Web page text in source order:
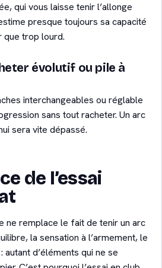
qui vous laisse tenir l’allonge
presque toujours sa capacité
que trop lourd.
évolutif ou pile à
interchangeables ou réglable
sans tout racheter. Un arc
sera vite dépassé.
de l’essai
ne remplace le fait de tenir un arc
la sensation à l’armement, le
d’éléments qui ne se